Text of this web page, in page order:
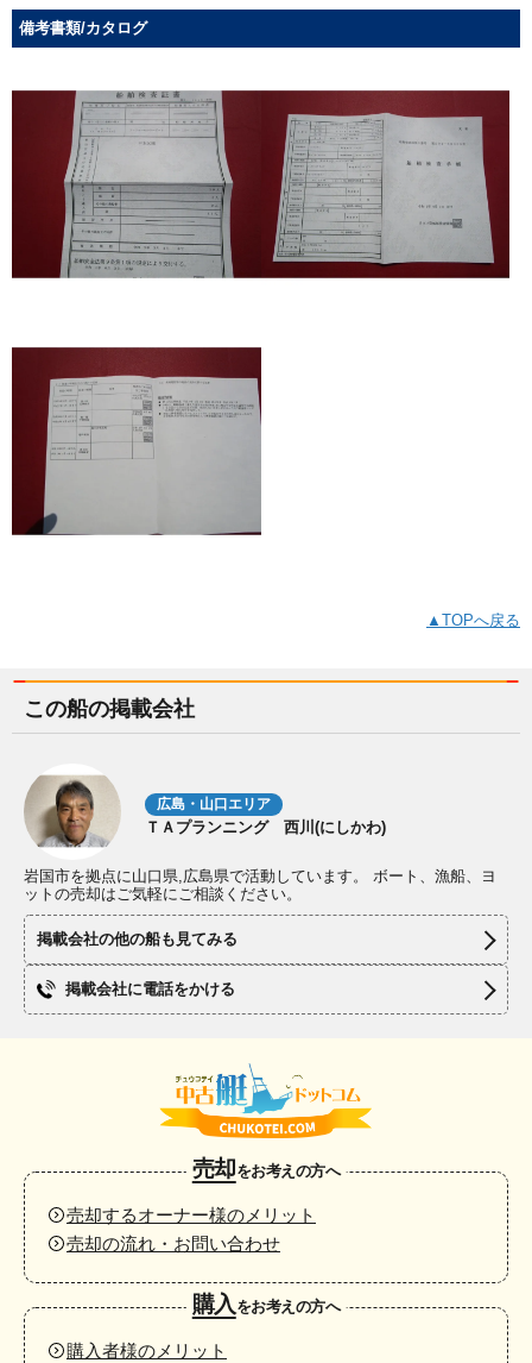
備考書類/カタログ
▲TOPへ戻る
この船の掲載会社
広島・山口エリア
ＴＡプランニング 西川(にしかわ)
岩国市を拠点に山口県,広島県で活動しています。 ボート、漁船、ヨ
ットの売却はご気軽にご相談ください。
掲載会社の他の船も見てみる
掲載会社に電話をかける
売却をお考えの方へ
売却するオーナー様のメリット
売却の流れ・お問い合わせ
購入 をお考えの方へ
購入者様のメリット